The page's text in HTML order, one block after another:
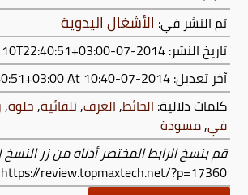
تم النشر في: الأشغال اليدوية
تاريخ النشر: 2014-07-10T22:40:51+03:00
آخر تعديل:2014-07-10T22:40:51+03:00
At 10:40 م
كلمات دلالية: الحائط,الغرف,تلقائية,حلوة,
في,مسودة
قم بنسخ الرابط المختصر أدناه من زر
https://review.topmaxtech.net/?p=17360